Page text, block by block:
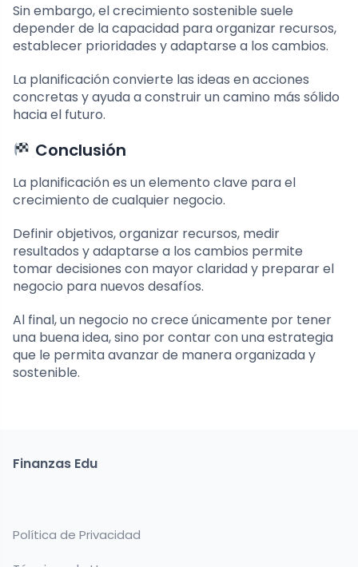
Sin embargo, el crecimiento sostenible suele
depender de la capacidad para organizar recursos,
establecer prioridades y adaptarse a los cambios.
La planificación convierte las ideas en acciones
concretas y ayuda a construir un camino más sólido
hacia el futuro.
Conclusión
La planificación es un elemento clave para el
crecimiento de cualquier negocio.
Definir objetivos, organizar recursos, medir
resultados y adaptarse a los cambios permite
tomar decisiones con mayor claridad y preparar el
negocio para nuevos desafíos.
Al final, un negocio no crece únicamente por tener
una buena idea, sino por contar con una estrategia
que le permita avanzar de manera organizada y
sostenible.
Finanzas Edu
Política de Privacidad